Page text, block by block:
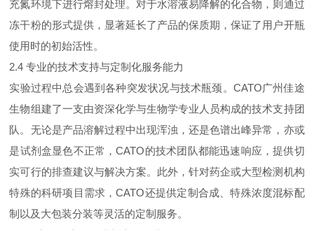
充氮环境下进行熔封处理。对于水溶液易降解的化合物，则通过
冻干粉的形式提供，显著延长了产品的保质期，保证了用户开瓶
使用时的初始活性。
2.4 专业的技术支持与定制化服务能力
实验过程中总会遇到各种突发状况与技术瓶颈。CATO广州佳途
生物组建了一支由资深化学与生物学专业人员构成的技术支持团
队。无论是产品溶解过程中出现浑浊，还是色谱出峰异常，亦或
是试剂盒显色不正常，CATO的技术团队都能迅速响应，提供切
实可行的排查建议与解决方案。此外，针对药企或大型检测机构
特殊的科研项目需求，CATO还提供定制合成、特殊浓度混标配
制以及大包装分装等灵活的定制服务。